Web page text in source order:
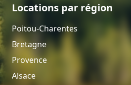
Locations par région
Poitou-Charentes
Bretagne
Provence
Alsace